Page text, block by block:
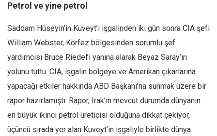
Türkiye
Siyaset
Dünya
Avrupa
Asya
Amerika
Petrol ve yine petrol
Saddam Hüseyin’in Kuveyt’i işgalinden iki gün sonra CIA şefi
William Webster, Körfez bölgesinden sorumlu şef
yardımcısı Bruce Riedel’i yanına alarak Beyaz Saray’ın
yolunu tuttu. CIA, işgalin bölgeye ve Amerikan çıkarlarına
yapacağı etkiler hakkında ABD Başkanı’na sunmak üzere bir
rapor hazırlamıştı. Rapor, Irak’ın mevcut durumda dünyanın
en büyük ikinci petrol üreticisi olduğuna dikkat çekiyor,
üçüncü sırada yer alan Kuveyt’in işgaliyle birlikte dünya